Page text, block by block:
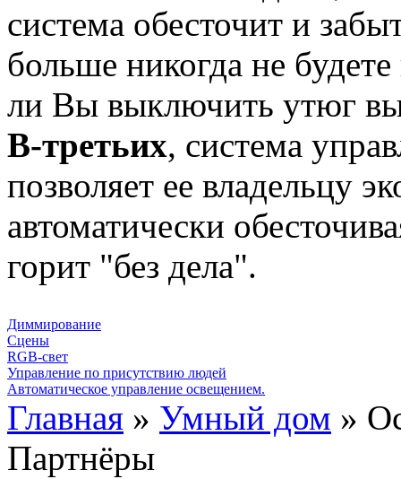
система обесточит и
больше никогда не
ли Вы выключить утюг
В-третьих, система
позволяет ее владельцу
автоматически
горит "без дела".
Диммирование
Сцены
RGB-свет
Управление по присутствию людей
Автоматическое управление освещением.
Главная » Умный дом »
Партнёры